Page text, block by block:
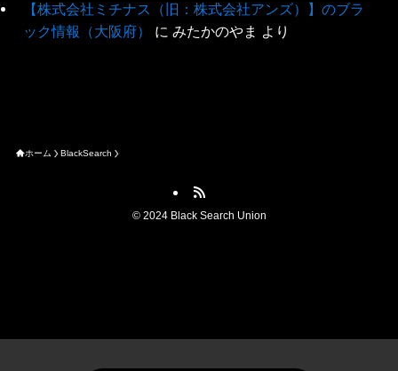
【株式会社ミチナス（旧：株式会社アンズ）】のブラ
ック情報（大阪府）
に みたかのやま より
ホーム BlackSearch
©2024 Black Search Union